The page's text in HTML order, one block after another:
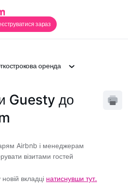
зараз
оренда
Guesty до
Airbnb і менеджерам
візитами гостей
вкладці натиснувши тут.